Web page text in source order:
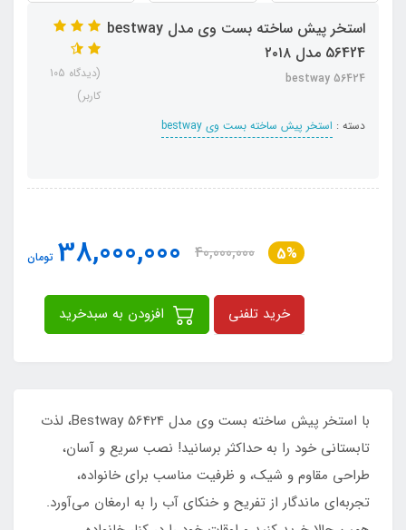
استخر پیش ساخته بست وی مدل bestway
56424 مدل ۲۰۱۸
bestway 56424
دسته : استخر پیش ساخته بست وی bestway
(دیدگاه 105
کاربر)
5%
40,000,000
38,000,000 تومان
خرید تلفنی
با استخر پیش ساخته بست وی مدل Bestway 56424، لذت
تابستانی خود را به حداکثر برسانید! نصب سریع و آسان،
طراحی مقاوم و شیک، و ظرفیت مناسب برای خانواده،
تجربه‌ای ماندگار از تفریح و خنکای آب را به ارمغان می‌آورد.